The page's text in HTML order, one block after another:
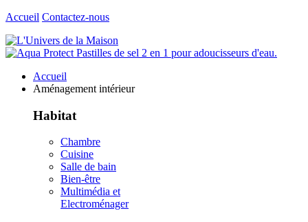
Accueil Contactez-nous
Accueil
Aménagement intérieur
Habitat
Chambre
Cuisine
Salle de bain
Bien-être
Multimédia et
Electroménager